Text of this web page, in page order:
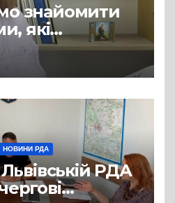
знайомити
які
нашим
захисницям
до цивільного
НОВИНИ РДА
РДА